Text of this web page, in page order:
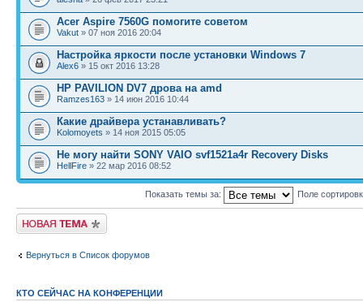
Acer Aspire 7560G помогите советом
Vakut » 07 ноя 2016 20:04
Настройка яркости после установки Windows 7
Alex6 » 15 окт 2016 13:28
HP PAVILION DV7 дрова на amd
Ramzes163 » 14 июн 2016 10:44
Какие драйвера устанавливать?
Kolomoyets » 14 ноя 2015 05:05
Не могу найти SONY VAIO svf1521a4r Recovery Disks
HellFire » 22 мар 2016 08:52
Показать темы за: Поле
Новая тема
Вернуться в Список форумов
КТО СЕЙЧАС НА КОНФЕРЕНЦИИ